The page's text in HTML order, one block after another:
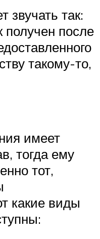
звучать так:
получен после
такому-то,
имеет
тогда ему
тот,
какие виды